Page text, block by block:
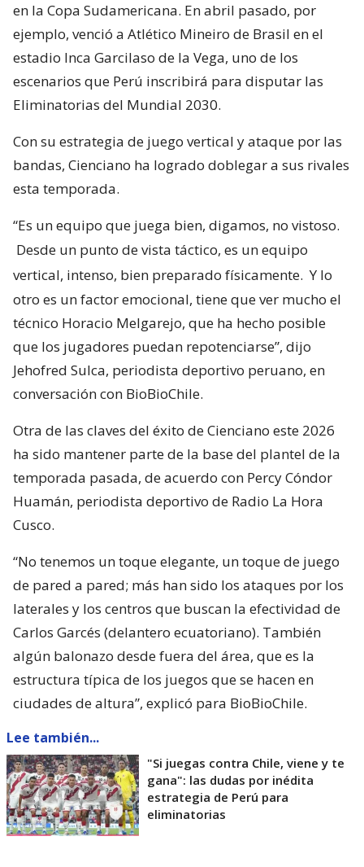
en la Copa Sudamericana. En abril pasado, por
ejemplo, venció a Atlético Mineiro de Brasil en el
estadio Inca Garcilaso de la Vega, uno de los
escenarios que Perú inscribirá para disputar las
Eliminatorias del Mundial 2030.
Con su estrategia de juego vertical y ataque por las
bandas, Cienciano ha logrado doblegar a sus rivales
esta temporada.
“Es un equipo que juega bien, digamos, no vistoso.
Desde un punto de vista táctico, es un equipo
vertical, intenso, bien preparado físicamente. Y lo
otro es un factor emocional, tiene que ver mucho el
técnico Horacio Melgarejo, que ha hecho posible
que los jugadores puedan repotenciarse”, dijo
Jehofred Sulca, periodista deportivo peruano, en
conversación con BioBioChile.
Otra de las claves del éxito de Cienciano este 2026
ha sido mantener parte de la base del plantel de la
temporada pasada, de acuerdo con Percy Cóndor
Huamán, periodista deportivo de Radio La Hora
Cusco.
“No tenemos un toque elegante, un toque de juego
de pared a pared; más han sido los ataques por los
laterales y los centros que buscan la efectividad de
Carlos Garcés (delantero ecuatoriano). También
algún balonazo desde fuera del área, que es la
estructura típica de los juegos que se hacen en
ciudades de altura”, explicó para BioBioChile.
Lee también...
"Si juegas contra Chile, viene y te
gana": las dudas por inédita
estrategia de Perú para
eliminatorias